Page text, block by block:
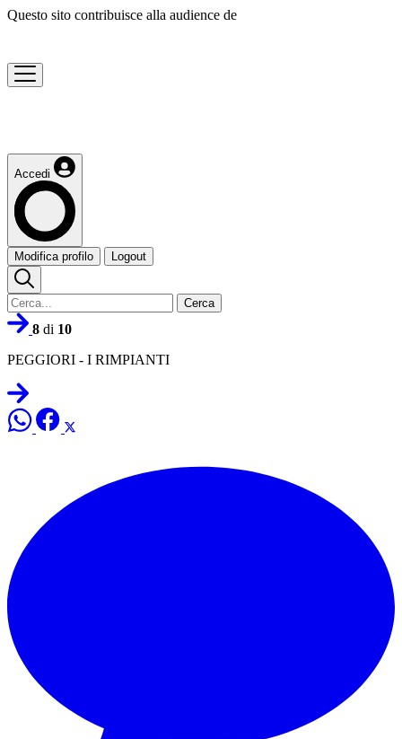
Questo sito contribuisce alla audience de
Accedi
Modifica profilo Logout
Cerca
8 di 10
PEGGIORI - I RIMPIANTI